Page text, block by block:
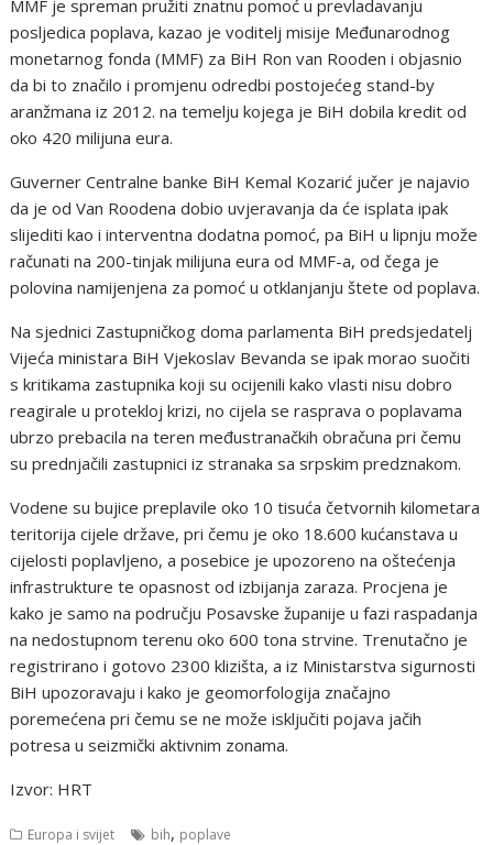
MMF je spreman pružiti znatnu pomoć u prevladavanju
posljedica poplava, kazao je voditelj misije Međunarodnog
monetarnog fonda (MMF) za BiH Ron van Rooden i objasnio
da bi to značilo i promjenu odredbi postojećeg stand-by
aranžmana iz 2012. na temelju kojega je BiH dobila kredit od
oko 420 milijuna eura.
Guverner Centralne banke BiH Kemal Kozarić jučer je najavio
da je od Van Roodena dobio uvjeravanja da će isplata ipak
slijediti kao i interventna dodatna pomoć, pa BiH u lipnju može
računati na 200-tinjak milijuna eura od MMF-a, od čega je
polovina namijenjena za pomoć u otklanjanju štete od poplava.
Na sjednici Zastupničkog doma parlamenta BiH predsjedatelj
Vijeća ministara BiH Vjekoslav Bevanda se ipak morao suočiti
s kritikama zastupnika koji su ocijenili kako vlasti nisu dobro
reagirale u protekloj krizi, no cijela se rasprava o poplavama
ubrzo prebacila na teren međustranačkih obračuna pri čemu
su prednjačili zastupnici iz stranaka sa srpskim predznakom.
Vodene su bujice preplavile oko 10 tisuća četvornih kilometara
teritorija cijele države, pri čemu je oko 18.600 kućanstava u
cijelosti poplavljeno, a posebice je upozoreno na oštećenja
infrastrukture te opasnost od izbijanja zaraza. Procjena je
kako je samo na području Posavske županije u fazi raspadanja
na nedostupnom terenu oko 600 tona strvine. Trenutačno je
registrirano i gotovo 2300 klizišta, a iz Ministarstva sigurnosti
BiH upozoravaju i kako je geomorfologija značajno
poremećena pri čemu se ne može isključiti pojava jačih
potresa u seizmički aktivnim zonama.
Izvor: HRT
Europa i svijet bih, poplave